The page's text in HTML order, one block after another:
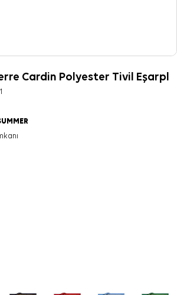
Cardin Polyester Tivil Eşarpl